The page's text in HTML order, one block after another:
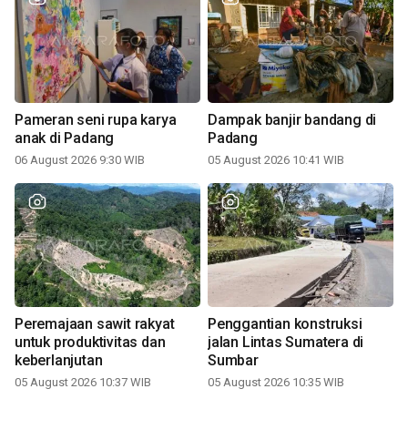
Pameran seni rupa karya
anak di Padang
06 August 2026 9:30 WIB
Dampak banjir bandang di
Padang
05 August 2026 10:41 WIB
Peremajaan sawit rakyat
untuk produktivitas dan
keberlanjutan
05 August 2026 10:37 WIB
Penggantian konstruksi
jalan Lintas Sumatera di
Sumbar
05 August 2026 10:35 WIB